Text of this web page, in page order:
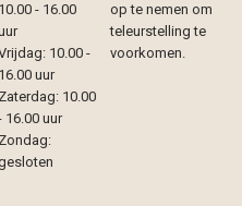
10.00 - 16.00
10.00 -
16.00 uur
Zaterdag: 10.00
16.00 uur
Zondag:
op te nemen om
teleurstelling te
voorkomen.